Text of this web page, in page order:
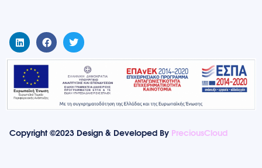
Copyright ©2023 Design & Developed By PreciousCloud